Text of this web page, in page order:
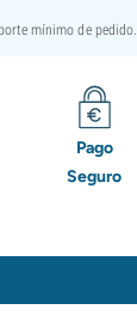
mínimo de pedido.
Pago
Seguro